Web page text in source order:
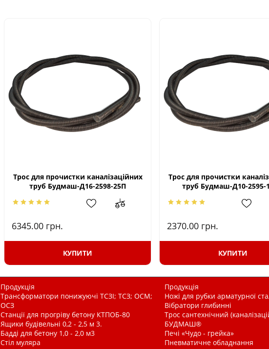
Трос для прочистки каналізаційних
труб Будмаш-Д16-2598-25П
6345.00 грн.
КУПИТИ
Трос для прочистки
труб Будмаш-Д10-2595-
2370.00 грн.
КУПИТИ
Продукція
Трансформатори понижуючі ТСЗІ; ТСЗ; ОСМ;
ОСЗ
Станції для прогріву бетону КТПОБ-80
Ящики будівельні 0,2 - 2,5 м 3.
Бадді для бетону 1,0 - 2,0 м3
Стіл муляра
Продукція
Ножі для рубки арматурної
Вібратори глибинні
Трос сантехнічний
БУДМАШ®
Печі «Чудо - грейка»
Пневматичне обладнання